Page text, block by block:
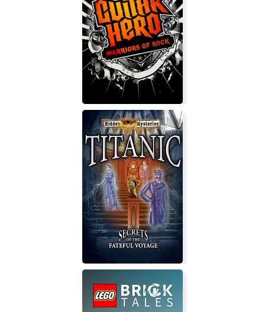
Guitar Hero: Warriors of Rock